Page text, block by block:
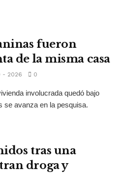
fueron
de la misma casa
- 2026 0
involucrada quedó bajo
se avanza en la pesquisa.
tras una
droga y